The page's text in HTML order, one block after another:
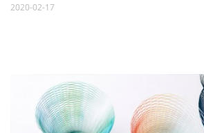
2020-02-17